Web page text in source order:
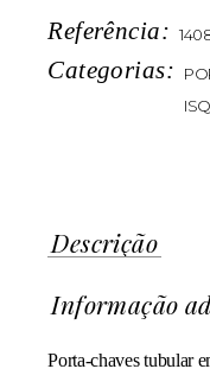
Referência:
Categorias:
Descrição
Informação
Porta-chaves tubular